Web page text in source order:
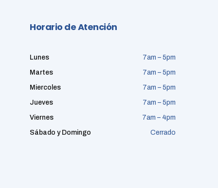
Horario de Atención
Lunes 7am – 5pm
Martes 7am – 5pm
Miercoles 7am – 5pm
Jueves 7am – 5pm
Viernes 7am – 4pm
Sábado y Domingo Cerrado